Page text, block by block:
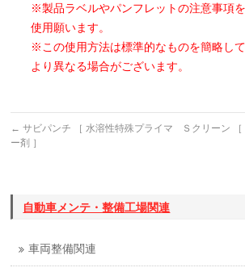
※製品ラベルやパンフレットの注意事項
使用願います。
※この使用方法は標準的なものを簡略し
より異なる場合がございます。
← サビパンチ ［ 水溶性特殊プライマ
ー剤 ］
Ｓクリーン
自動車メンテ・整備工場関連
車両整備関連